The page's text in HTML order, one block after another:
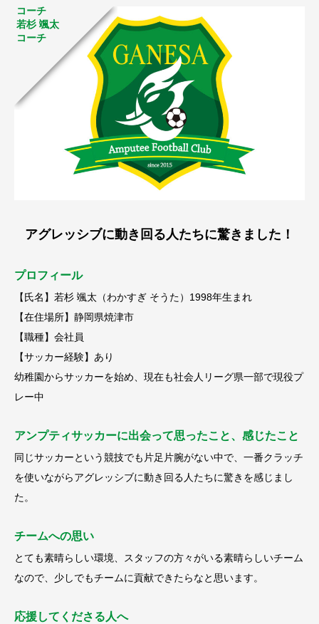
コーチ
若杉 颯太
コーチ
アグレッシブに動き回る人たちに驚きました！
プロフィール
【氏名】若杉 颯太（わかすぎ そうた）1998年生まれ
【在住場所】静岡県焼津市
【職種】会社員
【サッカー経験】あり
幼稚園からサッカーを始め、現在も社会人リーグ県一部で現役プ
レー中
アンプティサッカーに出会って思ったこと、感じたこと
同じサッカーという競技でも片足片腕がない中で、一番クラッチ
を使いながらアグレッシブに動き回る人たちに驚きを感じまし
た。
チームへの思い
とても素晴らしい環境、スタッフの方々がいる素晴らしいチーム
なので、少しでもチームに貢献できたらなと思います。
応援してくださる人へ